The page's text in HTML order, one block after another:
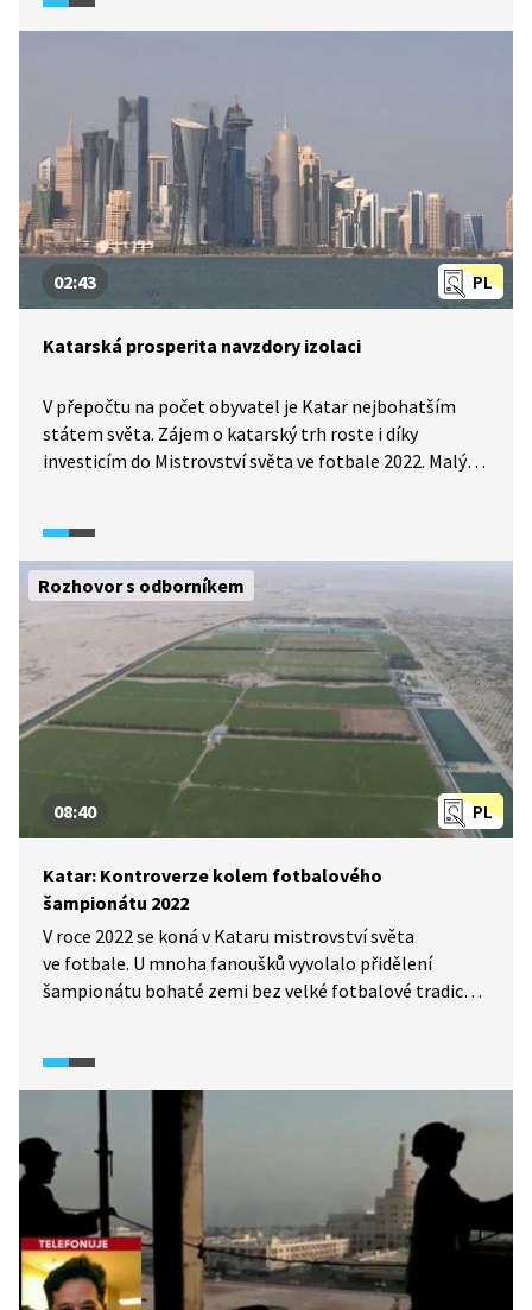
značné kontroverze. Dle britského tisku zahynulo
tisíc dalších utrpěly pracovní zranění. Pořadatelé se
však brání, že podmínky práce zákonnými úpravami
zlepšili. Kritika dopadá i na fotbalovou asociaci FIFA. Ta
přislíbila, že zřídí odškodňovací fond pro zraněné
dělníky.
PL
02:43
Katarská prosperita navzdory izolaci
V přepočtu na počet obyvatel je Katar nejbohatším
státem světa. Zájem o katarský trh roste i díky
investicím do Mistrovství světa ve fotbale 2022. Malý
Egypt, Bahrajn a Spojené arabské emiráty kvůli
katarským vazbám na Írán. Kataru však roste
sebevědomí stejným tempem jako místní horizont. Ale
jen 10 % ze tří miliónů místních má katarské občanství
a lidskoprávní organizace neustále upozorňují
na porušování práv migrantů, dělníků.
Rozhovor s odborníkem
PL
08:40
Katar: Kontroverze kolem fotbalového
šampionátu 2022
V roce 2022 se koná v Kataru mistrovství světa
ve fotbale. U mnoha fanoušků vyvolalo přidělení
šampionátu bohaté zemi bez velké fotbalové tradice
pracovním podmínkám sezónních dělníků z chudších
zemí. Pořadatelé se však brání a tvrdí, že podmínky
práce zákonnými úpravami zlepšili. V tamních
podmínkách je navíc složité vypěstovat svěží trávník
pro fotbalová hřiště. O kontroverzích v souvislosti
s přípravami fotbalového šampionátu hovoří
fotbalový komentátor Jaromír Bosák.